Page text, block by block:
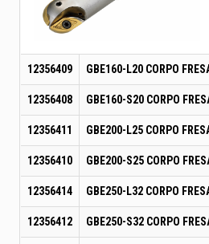
12356409 GBE160-L20 CORPO
12356408 GBE160-S20 CORPO
12356411 GBE200-L25 CORPO
12356410 GBE200-S25 CORPO
12356414 GBE250-L32 CORPO
12356412 GBE250-S32 CORPO